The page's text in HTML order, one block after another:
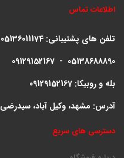
اطلاعات تماس
تلفن های پشتیبانی: 05136011174
09129152167 - 05138688890
بله و روبیکا: 09129152167
آدرس: مشهد، وکیل آباد، سیدرضی 9، پلاک 199
دسترسی های سریع